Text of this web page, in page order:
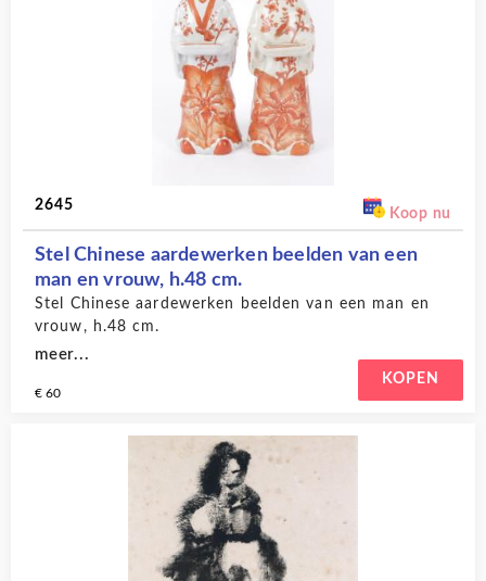
2645
Koop nu
Stel Chinese aardewerken beelden van een
man en vrouw, h.48 cm.
Stel Chinese aardewerken beelden van een man en
vrouw, h.48 cm.
meer...
€ 60
KOPEN